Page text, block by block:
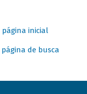
página inicial
página de busca